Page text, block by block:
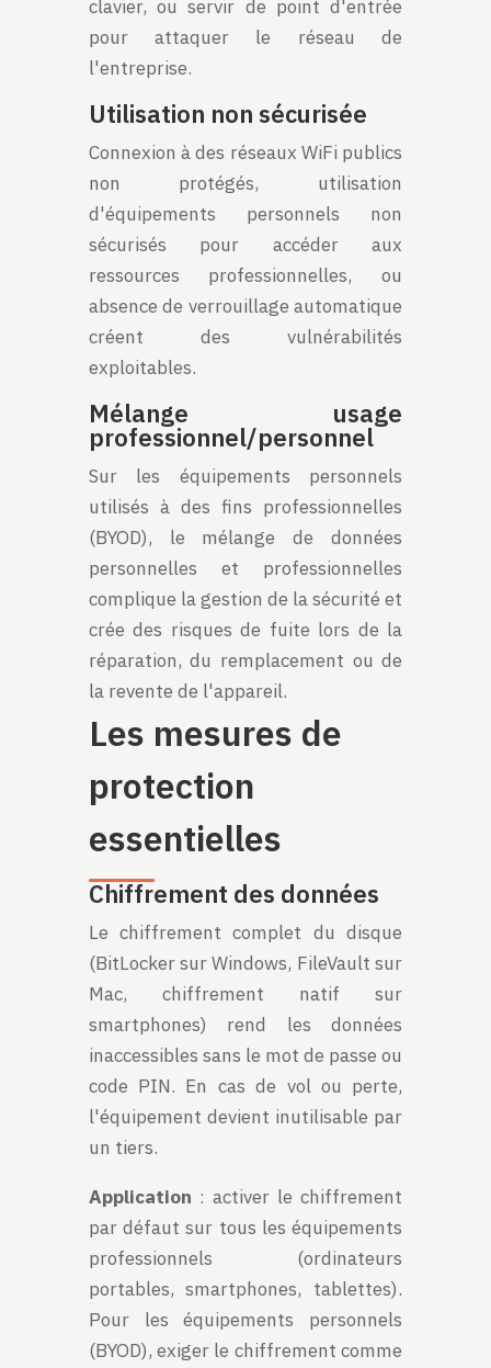
clavier, ou servir de point d'entrée
pour attaquer le réseau de
l'entreprise.
Utilisation non sécurisée
Connexion à des réseaux WiFi publics
non protégés, utilisation
d'équipements personnels non
sécurisés pour accéder aux
ressources professionnelles, ou
absence de verrouillage automatique
créent des vulnérabilités
exploitables.
Mélange usage
professionnel/personnel
Sur les équipements personnels
utilisés à des fins professionnelles
(BYOD), le mélange de données
personnelles et professionnelles
complique la gestion de la sécurité et
crée des risques de fuite lors de la
réparation, du remplacement ou de
la revente de l'appareil.
Les mesures de
protection
essentielles
Chiffrement des données
Le chiffrement complet du disque
(BitLocker sur Windows, FileVault sur
Mac, chiffrement natif sur
smartphones) rend les données
inaccessibles sans le mot de passe ou
code PIN. En cas de vol ou perte,
l'équipement devient inutilisable par
un tiers.
Application : activer le chiffrement
par défaut sur tous les équipements
professionnels (ordinateurs
portables, smartphones, tablettes).
Pour les équipements personnels
(BYOD), exiger le chiffrement comme